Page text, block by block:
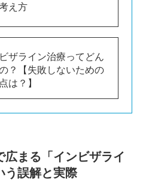
え方
ザライン治療ってどん
？【失敗しないための
は？】
広まる「インビザライ
う誤解と実際